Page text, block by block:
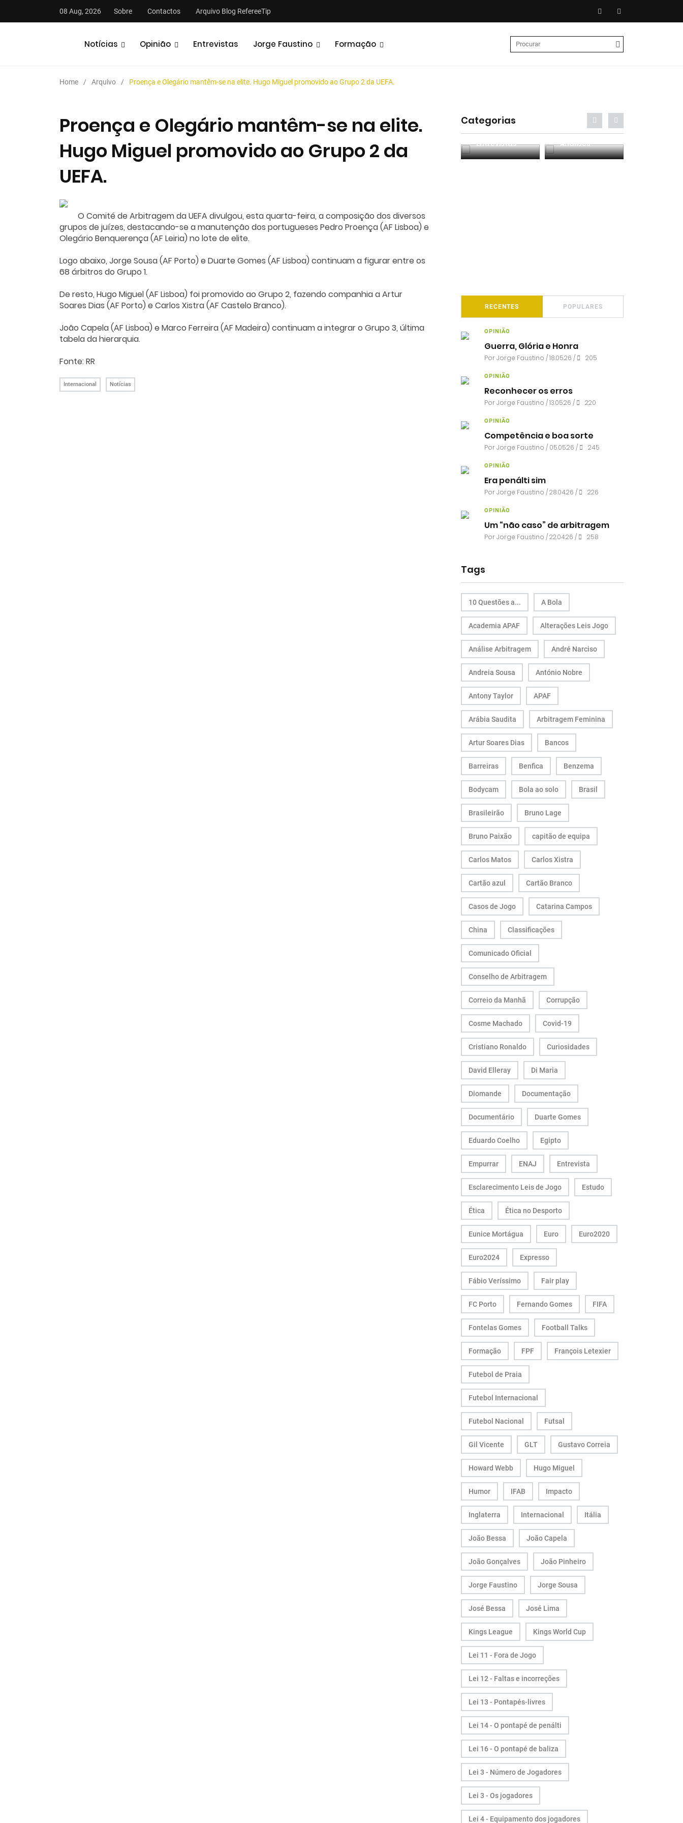
08 Aug, 2026 Sobre Contactos Arquivo Blog RefereeTip
Notícias Opinião Entrevistas Jorge Faustino Formação
Home Arquivo Proença e Olegário mantêm-se na elite. Hugo Miguel promovido ao Grupo 2 da UEFA.
Proença e Olegário mantêm-se na elite.
Hugo Miguel promovido ao Grupo 2 da
UEFA.
O Comité de Arbitragem da UEFA divulgou, esta quarta-feira, a composição dos diversos
grupos de juízes, destacando-se a manutenção dos portugueses Pedro Proença (AF Lisboa) e
Olegário Benquerença (AF Leiria) no lote de elite.
Logo abaixo, Jorge Sousa (AF Porto) e Duarte Gomes (AF Lisboa) continuam a figurar entre os
68 árbitros do Grupo 1.
De resto, Hugo Miguel (AF Lisboa) foi promovido ao Grupo 2, fazendo companhia a Artur
Soares Dias (AF Porto) e Carlos Xistra (AF Castelo Branco).
João Capela (AF Lisboa) e Marco Ferreira (AF Madeira) continuam a integrar o Grupo 3, última
tabela da hierarquia.
Fonte: RR
Internacional Notícias
Categorias
Análises Podcasts Notícias Opiniões Entrevistas Análises
RECENTES POPULARES
OPINIÃO
Guerra, Glória e Honra
PorJorge Faustino / 18.05.26 / 205
OPINIÃO
Reconhecer os erros
PorJorge Faustino / 13.05.26 / 220
OPINIÃO
Competência e boa sorte
PorJorge Faustino / 05.05.26 / 245
OPINIÃO
Era penálti sim
PorJorge Faustino / 28.04.26 / 226
OPINIÃO
Um “não caso” de arbitragem
PorJorge Faustino / 22.04.26 / 258
Tags
10 Questões a... A Bola
Academia APAF Alterações Leis Jogo
Análise Arbitragem André Narciso
Andreia Sousa António Nobre
Antony Taylor APAF
Arábia Saudita Arbitragem Feminina
Artur Soares Dias Bancos
Barreiras Benfica Benzema
Bodycam Bola ao solo Brasil
Brasileirão Bruno Lage
Bruno Paixão capitão de equipa
Carlos Matos Carlos Xistra
Cartão azul Cartão Branco
Casos de Jogo Catarina Campos
China Classificações
Comunicado Oficial
Conselho de Arbitragem
Correio da Manhã Corrupção
Cosme Machado Covid-19
Cristiano Ronaldo Curiosidades
David Elleray Di Maria
Diomande Documentação
Documentário Duarte Gomes
Eduardo Coelho Egipto
Empurrar ENAJ Entrevista
Esclarecimento Leis de Jogo Estudo
Ética Ética no Desporto
Eunice Mortágua Euro Euro2020
Euro2024 Expresso
Fábio Veríssimo Fair play
FC Porto Fernando Gomes FIFA
Fontelas Gomes Football Talks
Formação FPF François Letexier
Futebol de Praia
Futebol Internacional
Futebol Nacional Futsal
Gil Vicente GLT Gustavo Correia
Howard Webb Hugo Miguel
Humor IFAB Impacto
Inglaterra Internacional Itália
João Bessa João Capela
João Gonçalves João Pinheiro
Jorge Faustino Jorge Sousa
José Bessa José Lima
Kings League Kings World Cup
Lei 11 - Fora de Jogo
Lei 12 - Faltas e incorreções
Lei 13 - Pontapés-livres
Lei 14 - O pontapé de penálti
Lei 16 - O pontapé de baliza
Lei 3 - Número de Jogadores
Lei 3 - Os jogadores
Lei 4 - Equipamento dos jogadores